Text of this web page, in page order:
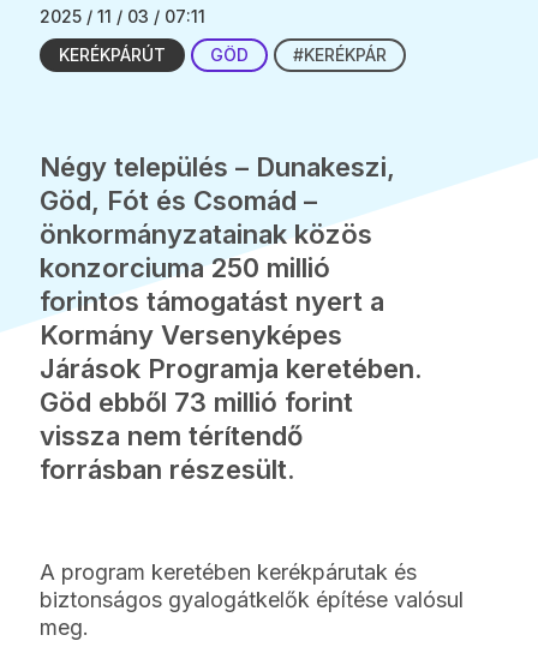
2025 / 11 / 03 / 07:11
KERÉKPÁRÚT
GÖD #KERÉKPÁR
Négy település – Dunakeszi,
Göd, Fót és Csomád –
önkormányzatainak közös
konzorciuma 250 millió
forintos támogatást nyert a
Kormány Versenyképes
Járások Programja keretében.
Göd ebből 73 millió forint
vissza nem térítendő
forrásban részesült.
A program keretében kerékpárutak és
biztonságos gyalogátkelők építése valósul
meg.